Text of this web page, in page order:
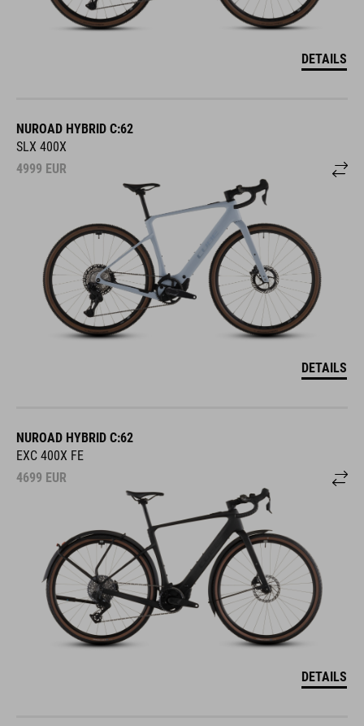
DETAILS
NUROAD HYBRID C:62
SLX 400X
4999 EUR
DETAILS
NUROAD HYBRID C:62
EXC 400X FE
4699 EUR
DETAILS